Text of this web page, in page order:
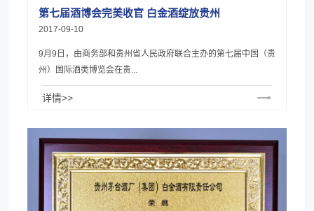
第七届酒博会完美收官 白金酒绽放贵州
2017-09-10
9月9日，由商务部和贵州省人民政府联合主办的第七届中国（贵
州）国际酒类博览会在贵...
详情>>